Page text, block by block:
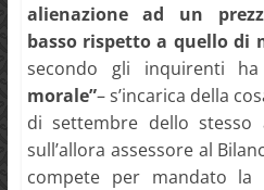
alienazione ad un
basso rispetto a quello di
secondo gli inquirenti
morale”– s’incarica della
di settembre dello stesso
sull’allora assessore al
compete per mandato la